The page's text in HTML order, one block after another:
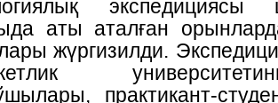
экспедициясы
аты аталған
жүргизилди.
практикант-